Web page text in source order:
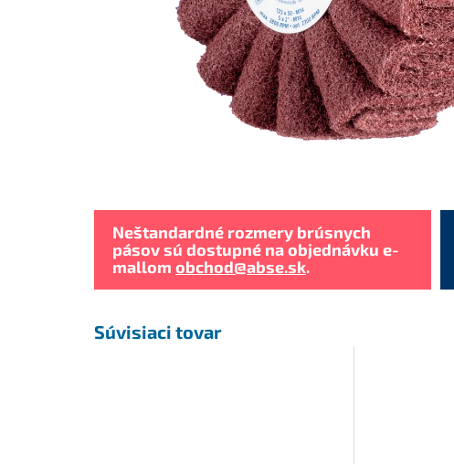
Neštandardné rozmery brúsnych
pásov sú dostupné na objednávku e-
mallom obchod@abse.sk.
Súvisiaci tovar